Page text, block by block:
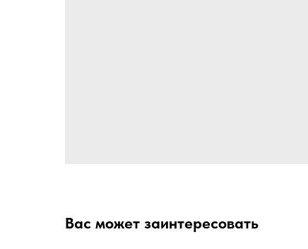
Вас может заинтересовать